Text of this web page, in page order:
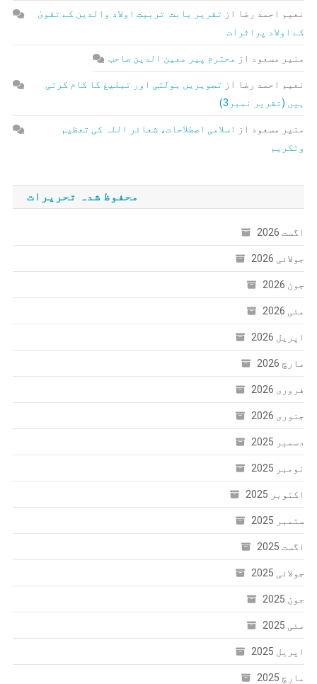
نعیم احمد رضا از تقریر بابت تربیتِ اولاد والدین کے تقویٰ
کے اولاد پراثرات
منیر مسعود از محترم پیر معین الدین صاحب
نعیم احمد رضا از تصویریں بولتی اور تبلیغ کا کام کرتی
ہیں (تقریر نمبر3)
منیر مسعود از
اسلامی اصطلاحات، شعائر اللہ کی تعظیم
وتکریم
محفوظ شدہ تحریرات
اگست 2026
جولائی 2026
جون 2026
مئی 2026
اپریل 2026
مارچ 2026
فروری 2026
جنوری 2026
دسمبر 2025
نومبر 2025
اکتوبر 2025
ستمبر 2025
اگست 2025
جولائی 2025
جون 2025
مئی 2025
اپریل 2025
مارچ 2025